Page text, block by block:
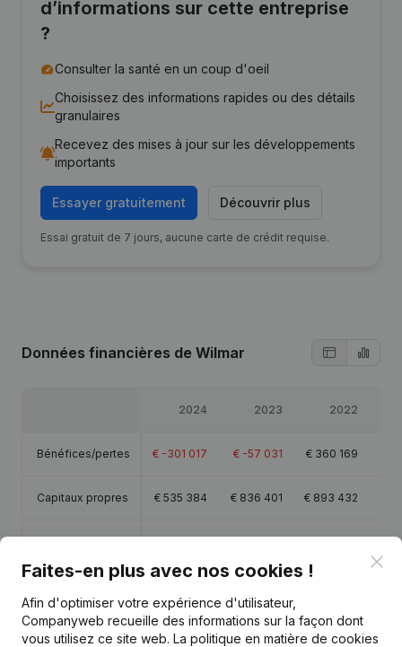
d’informations sur cette entreprise
?
Consulter la santé en un coup d'oeil
Choisissez des informations rapides ou des détails
granulaires
Recevez des mises à jour sur les développements
importants
Essayer gratuitement Découvrir plus
Essai gratuit de 7 jours, aucune carte de crédit requise.
Données financières de Wilmar
2024 2023 2022
Bénéfices/pertes € -301 017 € -57 031 € 360 169
Capitaux propres € 535 384 € 836 401 € 893 432
Faites-en plus avec nos cookies !
Afin d'optimiser votre expérience d'utilisateur,
Companyweb recueille des informations sur la façon dont
vous utilisez ce site web. La politique en matière de cookies